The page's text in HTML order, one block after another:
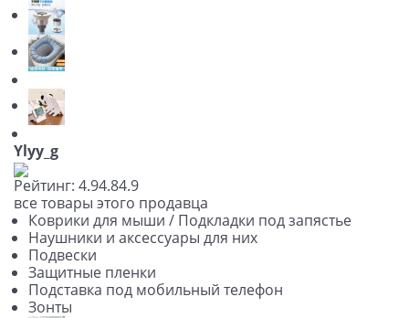
Ylyy_g
Рейтинг: 4.94.84.9
все товары этого продавца
Коврики для мыши / Подкладки под запястье
Наушники и аксессуары для них
Подвески
Защитные пленки
Подставка под мобильный телефон
Зонты